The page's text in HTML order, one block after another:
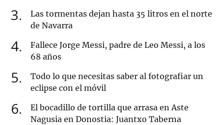
3
Las tormentas dejan hasta 35 litros en el norte
de Navarra
4
Fallece Jorge Messi, padre de Leo Messi, a los
68 años
5
Todo lo que necesitas saber al fotografiar un
eclipse con el móvil
6
El bocadillo de tortilla que arrasa en Aste
Nagusia en Donostia: Juantxo Taberna